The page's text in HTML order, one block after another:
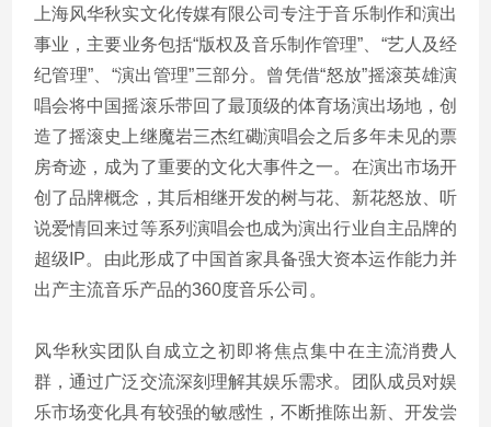
上海风华秋实文化传媒有限公司专注于音乐制作和演出
事业，主要业务包括“版权及音乐制作管理”、“艺人及经
纪管理”、“演出管理”三部分。曾凭借“怒放”摇滚英雄演
唱会将中国摇滚乐带回了最顶级的体育场演出场地，创
造了摇滚史上继魔岩三杰红磡演唱会之后多年未见的票
房奇迹，成为了重要的文化大事件之一。在演出市场开
创了品牌概念，其后相继开发的树与花、新花怒放、听
说爱情回来过等系列演唱会也成为演出行业自主品牌的
超级IP。由此形成了中国首家具备强大资本运作能力并
出产主流音乐产品的360度音乐公司。
风华秋实团队自成立之初即将焦点集中在主流消费人
群，通过广泛交流深刻理解其娱乐需求。团队成员对娱
乐市场变化具有较强的敏感性，不断推陈出新、开发尝